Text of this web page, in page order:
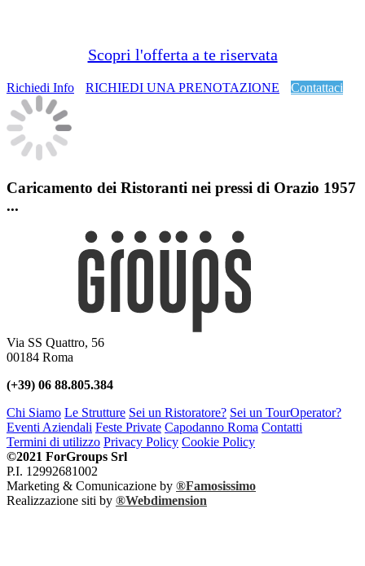
Scopri l'offerta a te riservata
Richiedi Info RICHIEDI UNA PRENOTAZIONE Contattaci
Caricamento dei Ristoranti nei pressi di Orazio 1957
...
Via SS Quattro, 56
00184 Roma
(+39) 06 88.805.384
Chi Siamo Le Strutture Sei un Ristoratore? Sei un TourOperator?
Eventi Aziendali Feste Private Capodanno Roma Contatti
Termini di utilizzo Privacy Policy Cookie Policy
©2021 ForGroups Srl
P.I. 12992681002
Marketing & Comunicazione by ®Famosissimo
Realizzazione siti by ®Webdimension